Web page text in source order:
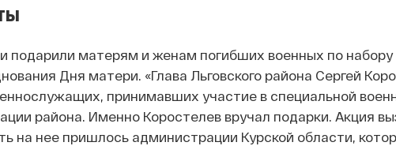
подарили матерям и женам погибших военных по набору
Дня матери. «Глава Льговского района Сергей
принимавших участие в специальной
района. Именно Коростелев вручал подарки. Акция
на нее пришлось администрации Курской области,